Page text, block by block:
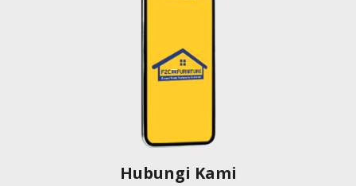
Hubungi Kami